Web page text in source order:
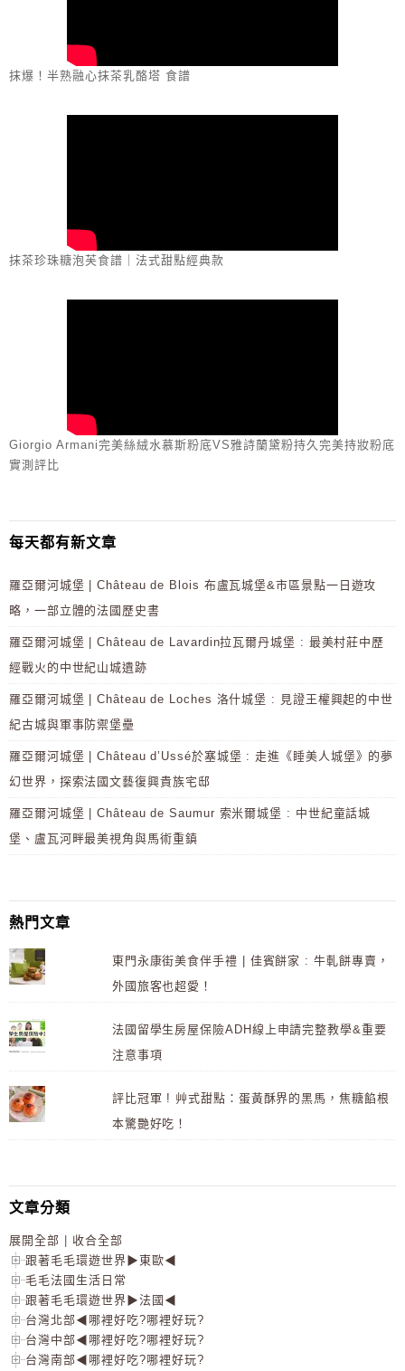
抹爆！半熟融心抹茶乳酪塔 食譜
抹茶珍珠糖泡芙食譜｜法式甜點經典款
Giorgio Armani完美絲絨水慕斯粉底VS雅詩蘭黛粉持久完美持妝粉底
實測評比
每天都有新文章
羅亞爾河城堡 | Château de Blois 布盧瓦城堡&市區景點一日遊攻
略，一部立體的法國歷史書
羅亞爾河城堡 | Château de Lavardin拉瓦爾丹城堡 : 最美村莊中歷
經戰火的中世紀山城遺跡
羅亞爾河城堡 | Château de Loches 洛什城堡 : 見證王權興起的中世
紀古城與軍事防禦堡壘
羅亞爾河城堡 | Château d’Ussé於塞城堡 : 走進《睡美人城堡》的夢
幻世界，探索法國文藝復興貴族宅邸
羅亞爾河城堡 | Château de Saumur 索米爾城堡 : 中世紀童話城
堡、盧瓦河畔最美視角與馬術重鎮
熱門文章
東門永康街美食伴手禮 | 佳賓餅家 : 牛軋餅專賣，
外國旅客也超愛！
法國留學生房屋保險ADH線上申請完整教學&重要
注意事項
評比冠軍 ! 艸式甜點：蛋黃酥界的黑馬，焦糖餡根
本驚艷好吃！
文章分類
展開全部 | 收合全部
跟著毛毛環遊世界▶東歐◀
毛毛法國生活日常
跟著毛毛環遊世界▶法國◀
台灣北部◀哪裡好吃?哪裡好玩?
台灣中部◀哪裡好吃?哪裡好玩?
台灣南部◀哪裡好吃?哪裡好玩?